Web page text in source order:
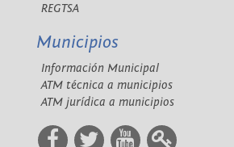
REGTSA
Municipios
Información Municipal
ATM técnica a municipios
ATM jurídica a municipios